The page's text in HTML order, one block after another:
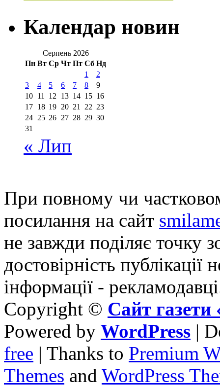
Календар новин
Серпень 2026
Пн Вт Ср Чт Пт Сб Нд
1
2
3
4 5 6 7 8
9
10 11 12 13 14 15 16
17 18 19 20 21 22 23
24 25 26 27 28 29 30
31
« Лип
При повному чи
посилання на сайт
не завжди поділяє точку
достовірність публікації
інформації -
Copyright © Сайт
Powered by WordPress |
free | Thanks to Premium
Themes and WordPress